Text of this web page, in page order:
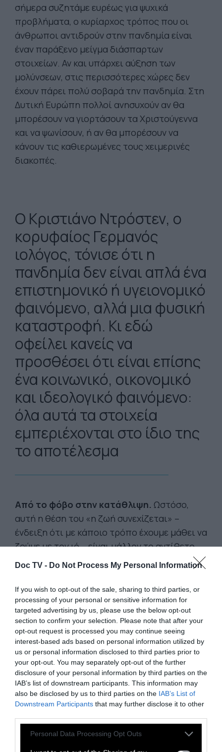
Doc TV - Do Not Process My Personal Information
If you wish to opt-out of the sale, sharing to third parties, or
processing of your personal or sensitive information for
targeted advertising by us, please use the below opt-out
section to confirm your selection. Please note that after your
opt-out request is processed you may continue seeing
interest-based ads based on personal information utilized by
us or personal information disclosed to third parties prior to
your opt-out. You may separately opt-out of the further
disclosure of your personal information by third parties on the
IAB’s list of downstream participants. This information may
also be disclosed by us to third parties on the IAB’s List of
Downstream Participants that may further disclose it to other
Personal Data Processing Opt Outs
σήμερα συζητάμε ευρέως για ψυχικά
προβλήματα, ο κυρίαρχος τρόπος που οι
άνθρωποι αντιδρούν στην πανδημία είναι
έναν παράξενο μείγμα διάσπαρτων
στοιχείων. Αν και υπάρχει αύξηση των
μολύνσεων, στις περισσότερες χώρες δεν
έχουν πάρει πολύ σοβαρά την πανδημία. Στη
Δυτική Ευρώπη πολλοί ανησυχούν αν θα
μπορέσουν να γιορτάσουν τα Χριστούγεννα
και να ψωνίσουν, ή αν θα μπορέσουν να
κάνουν τις καθιερωμένες τους χειμερινές
διακοπές.
Ο Κριστιάνο Ντρόστεν, ο
κορυφαίος Γερμανός
ιολόγος, τόνισε ότι η
πανδημία δεν είναι απλά ένα
επιστημονικό ή υγειονομικό
φαινόμενο, αλλά μια φυσική
καταστροφή. Κι εδώ
οφείλει κανείς να
προσθέσει ότι είναι επίσης
ένα κοινωνικό, οικονομικό
και ιδεολογικό φαινόμενο:
όλα αυτά τα στοιχεία
εμπεριέχονται στο ίδιο της
το αποτέλεσμα
Από το φόβο στην κατάθλιψη. Ωστόσο,
αυτή η θέση του «η ζωή συνεχίζεται» –
ένδειξη ότι με κάποιο τρόπο έχουμε μάθει να
ζούμε με τον ιό – είναι μάλλον το αντίθετο
του τρόπου που θσ χαλαρώναμε αν το
αδιάσπαστα απελπισία, παραβιάσεις των
κρατικών κανονισμών και διαμαρτυρίες
εναντίον τους. Κι αφού δεν υπάρχει
ξεκάθαρη προοπτική, εδώ λειτουργεί κάτι
βαθύτερο από το φόβο: περάσαμε από τον
φόβο στην κατάθλιψη. Νοιώθουμε φόβο όταν
υπάρχει μια ξεκάθαρη απειλή, και ματαίωση
όταν εγείρονται εμπόδια ξανά και ξανά και
μας εμποδίσουν να φτάσουμε σε αυτό που
σημάδι ότι η ίδια η επιθυμία μας